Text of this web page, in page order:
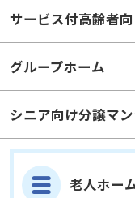
サービス付高齢者
グループホーム
シニア向け分譲マ
老人ホー